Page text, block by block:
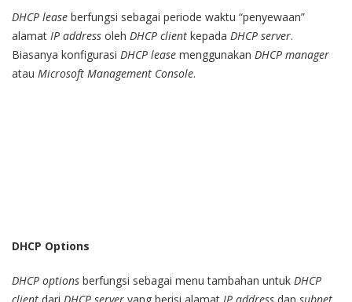
DHCP lease berfungsi sebagai periode waktu “penyewaan”
alamat IP address oleh DHCP client kepada DHCP server.
Biasanya konfigurasi DHCP lease menggunakan DHCP manager
atau Microsoft Management Console.
DHCP Options
DHCP options berfungsi sebagai menu tambahan untuk DHCP